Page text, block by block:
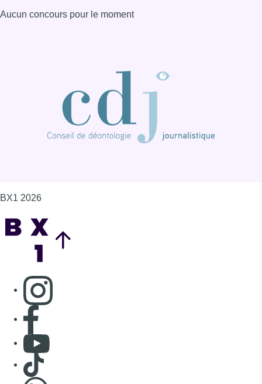
Aucun concours pour le moment
BX1 2026
Consulter page Instagram
Consulter page Facebook
Consulter Youtube
Consulter TikTok